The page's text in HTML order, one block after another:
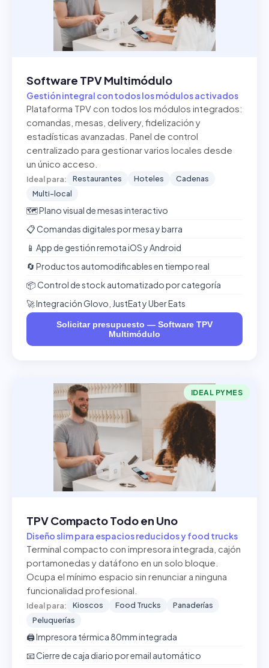
Software TPV Multimódulo
Gestión integral con todos los módulos activados
Plataforma TPV con todos los módulos integrados:
comandas, mesas, delivery, fidelización y
estadísticas avanzadas. Panel de control
centralizado para gestionar varios locales desde
un único acceso.
Ideal para: Restaurantes Hoteles
Cadenas
Multi-local
🗺️ Plano visual de mesas interactivo
📋 Comandas digitales por mesa y barra
📱 App de gestión remota iOS y Android
🔄 Productos automodificables en tiempo real
📦 Control de stock automatizado por categoría
🚀 Integración Glovo, JustEat y Uber Eats
Solicitar presupuesto — Software TPV
Multimódulo
IDEAL PYMES
TPV Compacto Todo en Uno
Diseño slim para espacios reducidos y food trucks
Terminal compacto con impresora integrada, cajón
portamonedas y datáfono en un solo bloque.
Ocupa el mínimo espacio sin renunciar a ninguna
funcionalidad profesional.
Ideal para: Kioscos Food Trucks
Panaderías
Peluquerías
🖨️ Impresora térmica 80mm integrada
📧 Cierre de caja diario por email automático